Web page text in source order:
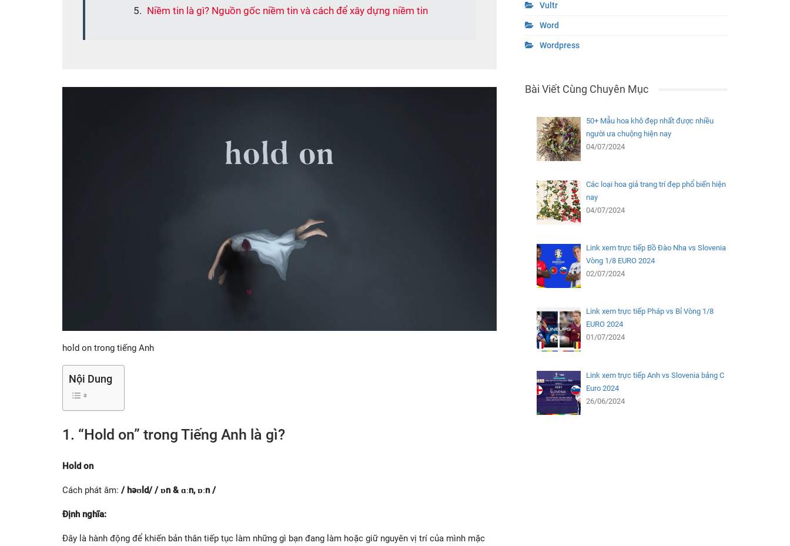
Niềm tin là gì? Nguồn gốc niềm tin và cách để xây dựng niềm tin
hold on trong tiếng Anh
Nội Dung
1. “Hold on” trong Tiếng Anh là gì?
Hold on
Cách phát âm: / həʊld/ / ɒn & ɑːn, ɒːn /
Định nghĩa:
Đây là hành động để khiến bản thân tiếp tục làm những gì bạn đang làm hoặc giữ nguyên vị trí của mình mặc
Vultr
Word
Wordpress
Bài Viết Cùng Chuyên Mục
50+ Mẫu hoa khô đẹp nhất được nhiều
người ưa chuộng hiện nay
04/07/2024
Các loại hoa giả trang trí đẹp phổ biến hiện
nay
04/07/2024
Link xem trực tiếp Bồ Đào Nha vs Slovenia
Vòng 1/8 EURO 2024
02/07/2024
Link xem trực tiếp Pháp vs Bỉ Vòng 1/8
EURO 2024
01/07/2024
Link xem trực tiếp Anh vs Slovenia bảng C
Euro 2024
26/06/2024